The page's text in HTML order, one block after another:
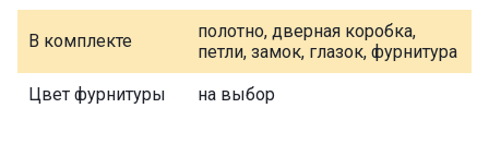
В комплекте
полотно, дверная коробка,
петли, замок, глазок, фурнитура
Цвет фурнитуры на выбор